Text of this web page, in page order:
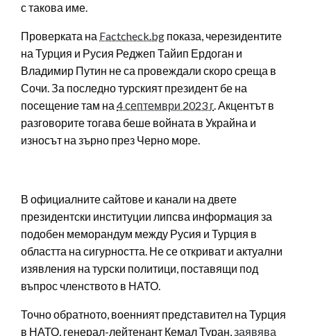
с такова име.
Проверката на Factcheck.bg показа, черезидентите
на Турция и Русия Реджеп Тайип Ердоган и
Владимир Путин не са провеждали скоро среща в
Сочи. За последно турският президент бе на
посещение там на 4 септември 2023 г. Акцентът в
разговорите тогава беше войната в Украйна и
износът на зърно през Черно море.
В официалните сайтове и канали на двете
президентски институции липсва информация за
подобен меморандум между Русия и Турция в
областта на сигурността. Не се откриват и актуални
изявления на турски политици, поставящи под
въпрос членството в НАТО.
Точно обратното, военният представител на Турция
в НАТО, генерал-лейтенант Кемал Туран, заявява